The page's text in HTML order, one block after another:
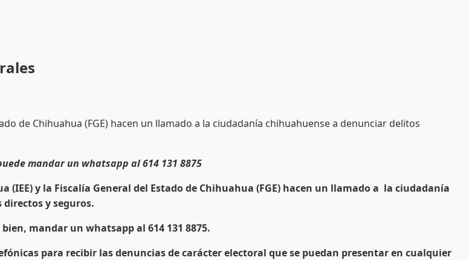
de Chihuahua (FGE) hacen un llamado a la ciudadanía chihuahuense a denunciar delitos
mandar un whatsapp al 614 131 8875
y la Fiscalía General del Estado de Chihuahua (FGE) hacen un llamado a la ciudadanía
y seguros.
mandar un whatsapp al 614 131 8875.
para recibir las denuncias de carácter electoral que se puedan presentar en cualquier